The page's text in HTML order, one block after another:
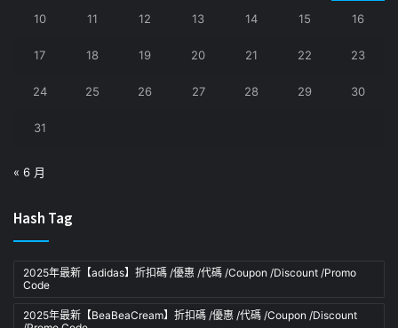
10 11 12 13 14 15 16
17 18 19 20 21 22 23
24 25 26 27 28 29 30
31
« 6 月
Hash Tag
2025年最新【adidas】折扣碼 /優惠 /代碼 /Coupon /Discount /Promo
Code
2025年最新【BeaBeaCream】折扣碼 /優惠 /代碼 /Coupon /Discount